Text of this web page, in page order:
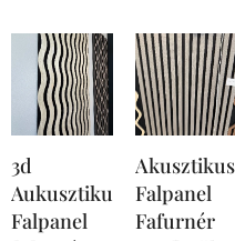
3d
Aukusztikus
Falpanel
Akusztikus
Falpanel
Fafurnér